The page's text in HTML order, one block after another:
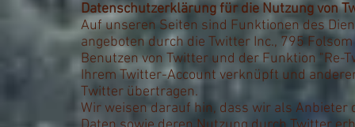
Datenschutzerklärung für die Nutzung von
Auf unseren Seiten sind Funktionen des
angeboten durch die Twitter Inc., 795
Benutzen von Twitter und der Funktion "Re-
Ihrem Twitter-Account verknüpft und
Twitter übertragen.
Wir weisen darauf hin, dass wir als